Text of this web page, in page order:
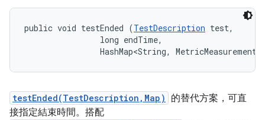
public void testEnded (TestDescription test,
                long endTime,
HashMap<String,
testEnded(TestDescription,Map)
的替代方案，可直
接指定結束時間。搭配